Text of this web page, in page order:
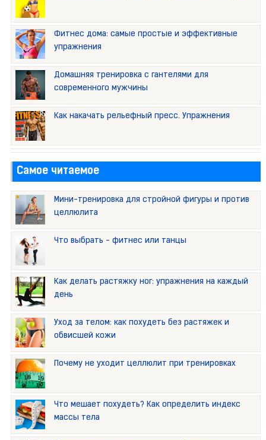
Фитнес дома: самые простые и эффективные
упражнения
Домашняя тренировка с гантелями для
современного мужчины
Как накачать рельефный пресс. Упражнения
Самое читаемое
Мини-тренировка для стройной фигуры и против
целлюлита
Что выбрать - фитнес или танцы
Как делать растяжку ног: упражнения на каждый
день
Уход за телом: как похудеть без растяжек и
обвисшей кожи
Почему не уходит целлюлит при тренировках
Что мешает похудеть? Как определить индекс
массы тела